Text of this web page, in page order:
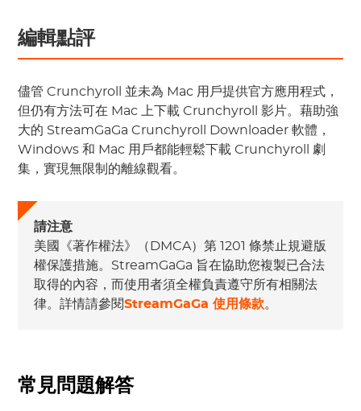
編輯點評
儘管 Crunchyroll 並未為 Mac 用戶提供官方應用程式，
但仍有方法可在 Mac 上下載 Crunchyroll 影片。藉助強
大的 StreamGaGa Crunchyroll Downloader 軟體，
Windows 和 Mac 用戶都能輕鬆下載 Crunchyroll 劇
集，實現無限制的離線觀看。
請注意
美國《著作權法》（DMCA）第 1201 條禁止規避版
權保護措施。StreamGaGa 旨在協助您複製已合法
取得的內容，而使用者須全權負責遵守所有相關法
律。詳情請參閱StreamGaGa 使用條款。
常見問題解答